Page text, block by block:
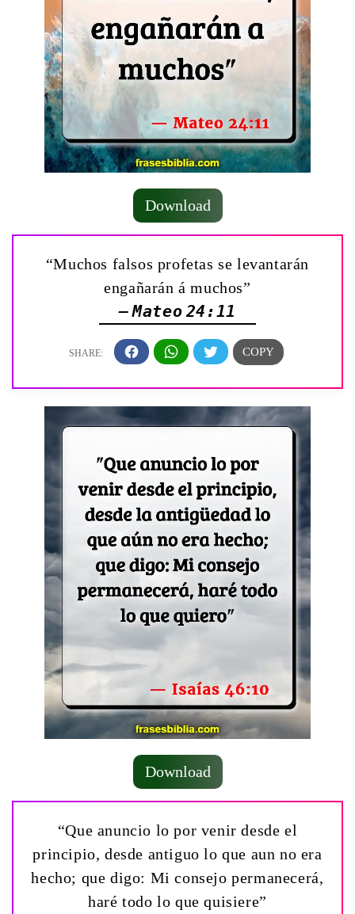
Download
“Muchos falsos profetas se levantarán
engañarán á muchos”
— Mateo 24:11
Download
“Que anuncio lo por venir desde el
principio, desde antiguo lo que aun no era
hecho; que digo: Mi consejo permanecerá,
haré todo lo que quisiere”